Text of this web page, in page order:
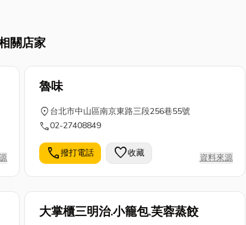
山一味」的獨特風
關店家
魯味
location_on 台北市中山區南京東路三段256巷55號
call02-27408849
call撥打電話 favorite收藏 資料來源
大掌櫃三明治.小籠包.芙蓉蒸餃